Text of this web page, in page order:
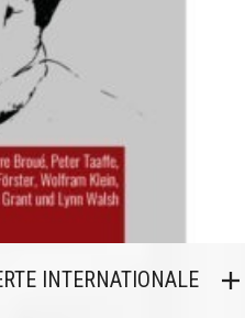
INTERNATIONALE